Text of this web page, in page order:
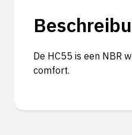
De HC55 is een NBR
comfort.